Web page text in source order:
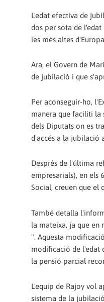
L'edat efectiva de
dos per sota de
les més altes
Ara, el Govern de
de jubilació i que
Per aconseguir-ho,
manera que faciliti la
dels Diputats on es
d'accés a la jubilació
Després de l'última
empresarials), en els
Social, creuen que el
També detalla
la mateixa, ja que en
". Aquesta
modificació de l'edat
la pensió parcial
L'equip de Rajoy vol
sistema de la